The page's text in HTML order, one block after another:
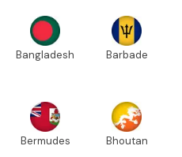
Bangladesh Barbade
Bermudes Bhoutan